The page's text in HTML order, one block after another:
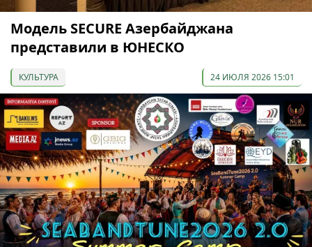
Модель SECURE Азербайджана
представили в ЮНЕСКО
КУЛЬТУРА 24 ИЮЛЯ 2026 15:01